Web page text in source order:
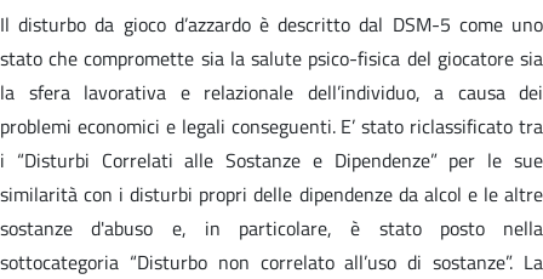
Il disturbo da gioco d’azzardo è descritto dal DSM-5 come uno
stato che compromette sia la salute psico-fisica del giocatore sia
la sfera lavorativa e relazionale dell’individuo, a causa dei
problemi economici e legali conseguenti. E’ stato riclassificato tra
i “Disturbi Correlati alle Sostanze e Dipendenze” per le sue
similarità con i disturbi propri delle dipendenze da alcol e le altre
sostanze d'abuso e, in particolare, è stato posto nella
sottocategoria “Disturbo non correlato all’uso di sostanze”. La